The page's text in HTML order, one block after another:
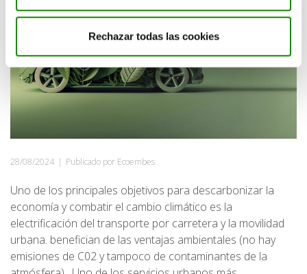
Rechazar todas las cookies
28/08/2024 | Publicado por Ecoembes
Uno de los principales objetivos para descarbonizar la
economía y combatir el cambio climático es la
electrificación del transporte por carretera y la movilidad
urbana. benefician de las ventajas ambientales (no hay
emisiones de C02 y tampoco de contaminantes de la